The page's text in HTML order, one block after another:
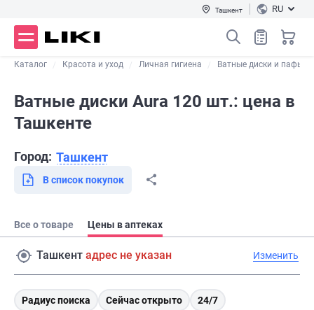
Ташкент RU
Каталог Красота и уход Личная гигиена Ватные диски и пафы
Ватные диски Aura 120 шт.: цена в
Ташкенте
Город: Ташкент
В список покупок
Все о товаре Цены в аптеках
Ташкент адрес не указан Изменить
Радиус поиска Сейчас открыто 24/7